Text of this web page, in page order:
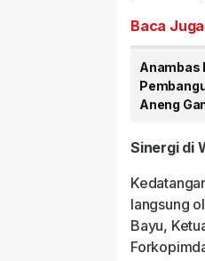
Baca Juga
Anambas
Aneng
Sinergi di
langsung
Bayu,